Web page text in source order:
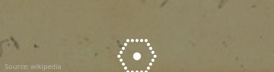
Source: wikipedia